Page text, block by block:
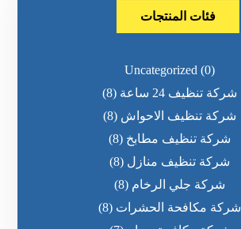
فئات المنتجات
Uncategorized (0)
شركة تنظيف 24 ساعة
(8)
شركة تنظيف الاحواش (8)
شركة تنظيف مطابخ (8)
شركة تنظيف منازل (8)
شركة جلي الرخام (8)
شركة مكافحة الحشرات (8)